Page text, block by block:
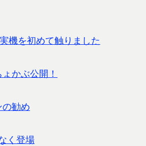
機を初めて触りました
かぶ公開！
の勧め
く登場